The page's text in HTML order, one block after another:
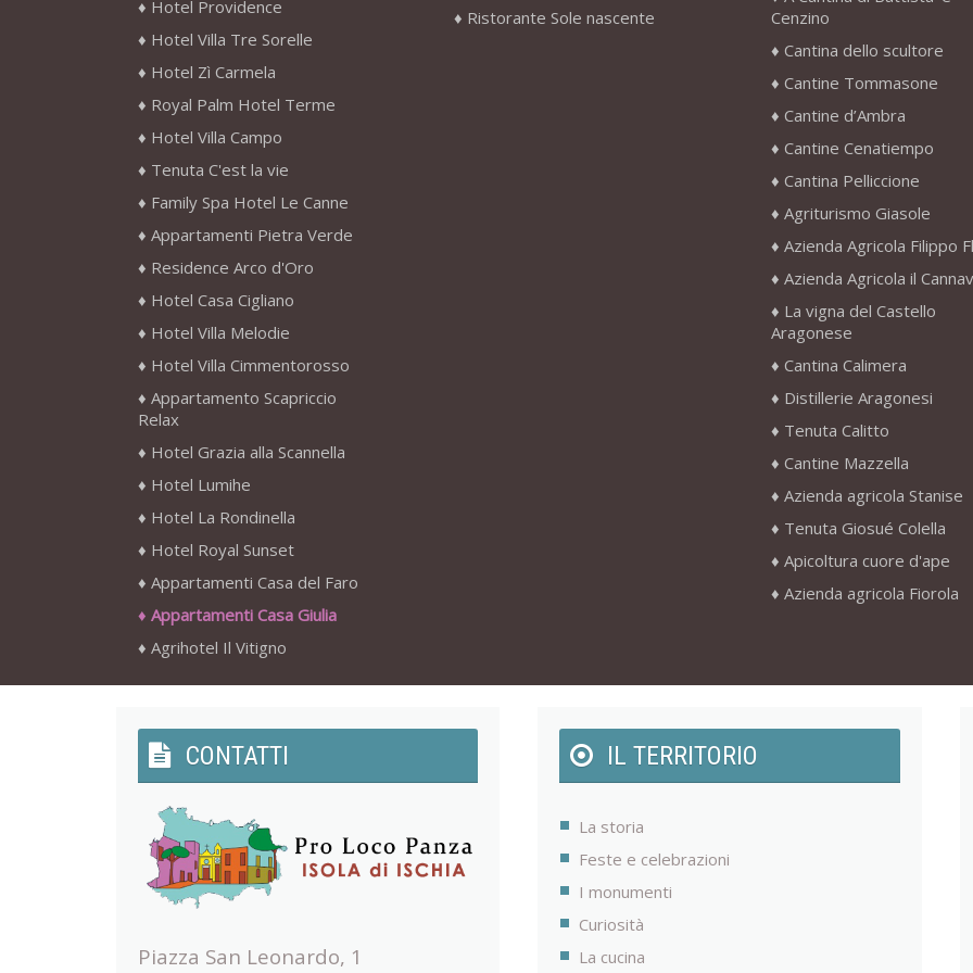
Hotel Providence
Hotel Villa Tre Sorelle
Hotel Zì Carmela
Royal Palm Hotel Terme
Hotel Villa Campo
Tenuta C'est la vie
Family Spa Hotel Le Canne
Appartamenti Pietra Verde
Residence Arco d'Oro
Hotel Casa Cigliano
Hotel Villa Melodie
Hotel Villa Cimmentorosso
Appartamento Scapriccio
Relax
Hotel Grazia alla Scannella
Hotel Lumihe
Hotel La Rondinella
Hotel Royal Sunset
Appartamenti Casa del Faro
Appartamenti Casa Giulia
Agrihotel Il Vitigno
Ristorante Sole nascente
Cenzino
Cantina dello scultore
Cantine Tommasone
Cantine d’Ambra
Cantine Cenatiempo
Cantina Pelliccione
Agriturismo Giasole
Azienda Agricola Filippo
Azienda Agricola il
La vigna del Castello
Aragonese
Cantina Calimera
Distillerie Aragonesi
Tenuta Calitto
Cantine Mazzella
Azienda agricola Stanise
Tenuta Giosué Colella
Apicoltura cuore d'ape
Azienda agricola Fiorola
CONTATTI
Piazza San Leonardo, 1
IL TERRITORIO
La storia
Feste e celebrazioni
I monumenti
Curiosità
La cucina